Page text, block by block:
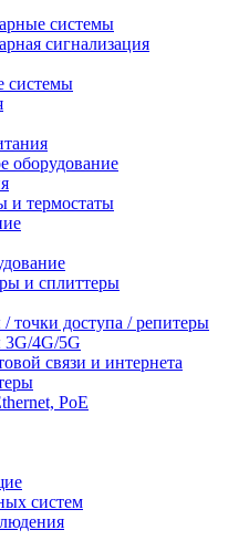
системы
сигнализация
системы
оборудование
и термостаты
и сплиттеры
точки доступа / репитеры
3G/4G/5G
связи и интернета
PoE
систем